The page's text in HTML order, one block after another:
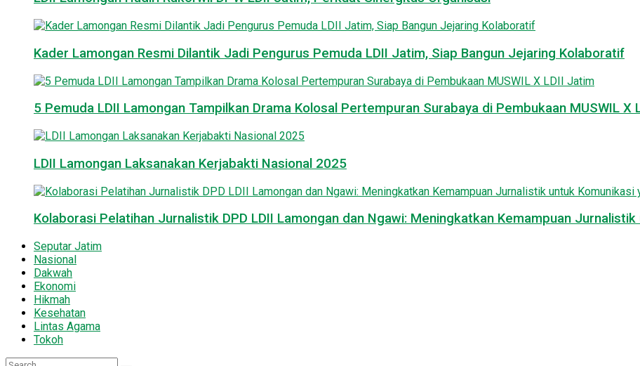
Kader Lamongan Resmi Dilantik Jadi Pengurus Pemuda LDII Jatim, Siap Bangun Jejaring Kolaboratif
5 Pemuda LDII Lamongan Tampilkan Drama Kolosal Pertempuran Surabaya di Pembukaan MUSWIL X
LDII Lamongan Laksanakan Kerjabakti Nasional 2025
Kolaborasi Pelatihan Jurnalistik DPD LDII Lamongan dan Ngawi: Meningkatkan Kemampuan
Seputar Jatim
Nasional
Dakwah
Ekonomi
Hikmah
Kesehatan
Lintas Agama
Tokoh